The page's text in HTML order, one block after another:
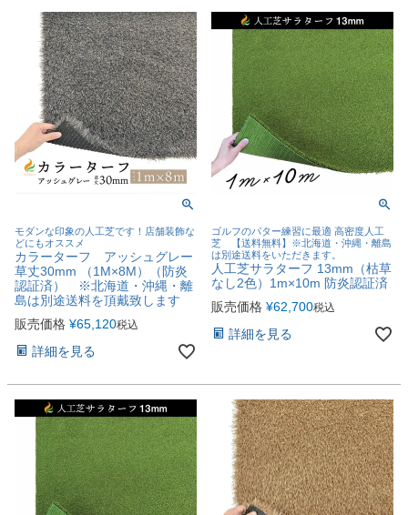
モダンな印象の人工芝です！店舗装飾な
どにもオススメ
カラーターフ アッシュグレー
草丈30mm （1M×8M）（防炎
認証済） ※北海道・沖縄・離
島は別途送料を頂戴致します
販売価格 ¥65,120税込
詳細を見る
ゴルフのパター練習に最適 高密度人工
芝 【送料無料】※北海道・沖縄・離島
は別途送料をいただきます。
人工芝サラターフ 13mm（枯草
なし2色）1m×10m 防炎認証済
販売価格 ¥62,700税込
詳細を見る